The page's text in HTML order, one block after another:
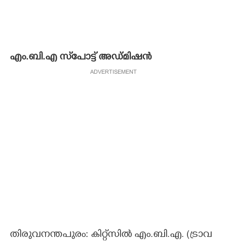
എം.​ബി.​എ​ ​സ്‌​പോ​ട്ട് ​അ​ഡ്മി​ഷൻ
ADVERTISEMENT
തി​രു​വ​ന​ന്ത​പു​രം​:​ ​കി​റ്റ്സി​ൽ​ ​എം.​ബി.​എ.​ ​(​ട്രാ​വ​